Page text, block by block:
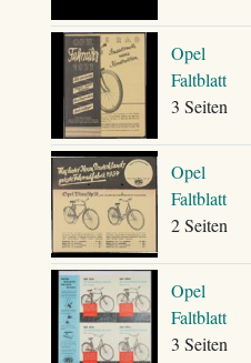
Opel
Faltblatt
3 Seiten
Opel
Faltblatt
2 Seiten
Opel
Faltblatt
3 Seiten